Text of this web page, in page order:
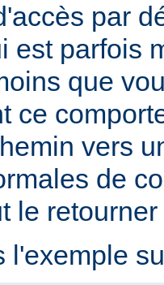
par
est parfois
que
ce
vers
de
le
l'exemple